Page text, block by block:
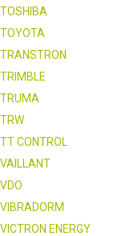
TOSHIBA
TOYOTA
TRANSTRON
TRIMBLE
TRUMA
TRW
TT CONTROL
VAILLANT
VDO
VIBRADORM
VICTRON ENERGY